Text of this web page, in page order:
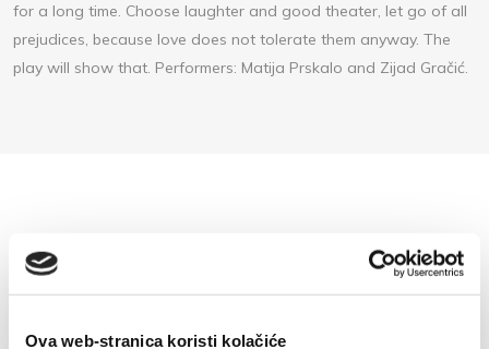
Ova web-stranica koristi kolačiće
for a long time. Choose laughter and good theater, let go of all
prejudices, because love does not tolerate them anyway. The
play will show that. Performers: Matija Prskalo and Zijad Gračić.